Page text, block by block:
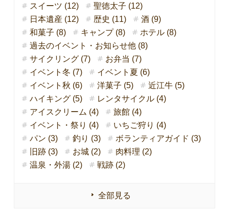
スイーツ (12)
聖徳太子 (12)
日本遺産 (12)
歴史 (11)
酒 (9)
和菓子 (8)
キャンプ (8)
ホテル (8)
過去のイベント・お知らせ他 (8)
サイクリング (7)
お弁当 (7)
イベント冬 (7)
イベント夏 (6)
イベント秋 (6)
洋菓子 (5)
近江牛 (5)
ハイキング (5)
レンタサイクル (4)
アイスクリーム (4)
旅館 (4)
イベント・祭り (4)
いちご狩り (4)
パン (3)
釣り (3)
ボランティアガイド (3)
旧跡 (3)
お城 (2)
肉料理 (2)
温泉・外湯 (2)
戦跡 (2)
全部見る